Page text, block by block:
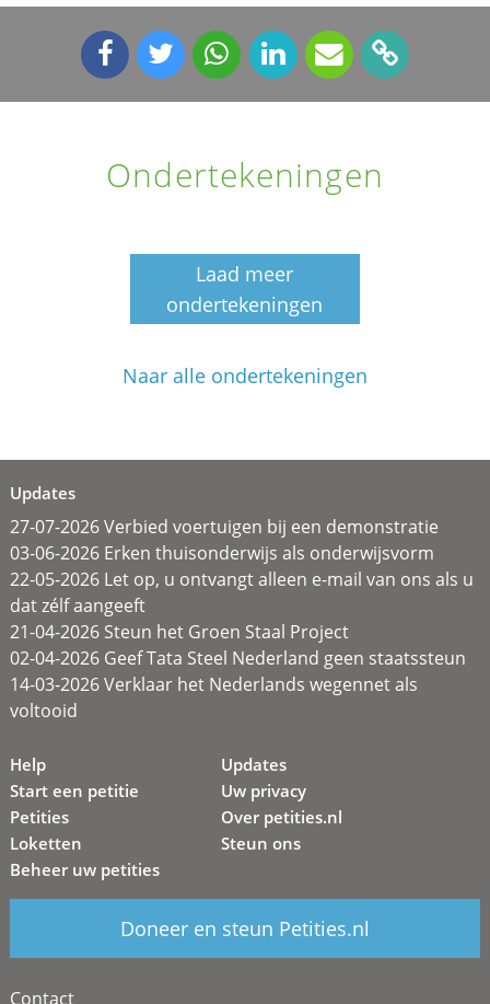
Ondertekeningen
Laad meer
ondertekeningen
Naar alle ondertekeningen
Updates
27-07-2026 Verbied voertuigen bij een demonstratie
03-06-2026 Erken thuisonderwijs als onderwijsvorm
22-05-2026 Let op, u ontvangt alleen e-mail van ons als u
dat zélf aangeeft
21-04-2026 Steun het Groen Staal Project
02-04-2026 Geef Tata Steel Nederland geen staatssteun
14-03-2026 Verklaar het Nederlands wegennet als
voltooid
Help
Start een petitie
Petities
Loketten
Beheer uw petities
Updates
Uw privacy
Over petities.nl
Steun ons
Doneer en steun Petities.nl
Contact